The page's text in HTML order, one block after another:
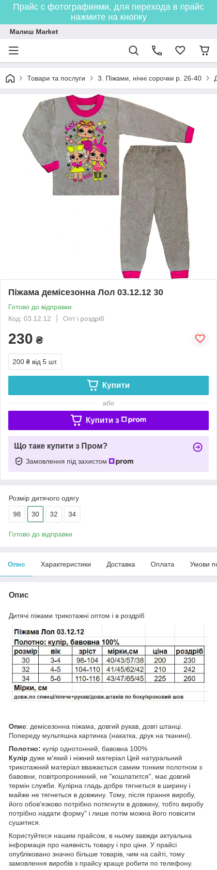
Прайс с фотографиями, для перехода в прайс
нажмите на кнопку
Малиш Market
Товари та послуги 3. Піжами, нічні сорочки р. 26-40
Піжама демісезонна Лол 03.12.12 30
Готово до відправки
Код: 03.12.12
Опт і роздріб
230 ₴
200 ₴ від 5 шт.
Купити
або
Купити з
Що таке купити з Пром?
Замовлення під захистом
Розмір дитячого одягу
98 30 32 34
Готово до відправки
Опис Характеристики Доставка Оплата Умови
Опис
Дитячі піжами трикотажні оптом і в роздріб
Опис: демісезонна піжама, довгий рукав, довгі штанці.
Попереду мультяшна картинка (накатка, друк на тканині).
Полотно: кулір однотонний, бавовна 100%
Кулір дуже м'який і ніжний матеріал Цей натуральний
трикотажний матеріал вважається самим тонким полотном з
бавовни, повітропроникний, не "кошлатится", має довгий
термін служби. Кулірна гладь добре тягнеться в ширину і
майже не тягнеться в довжину. Тому, після прання виробу,
його обов'язково потрібно потягнути в довжину, тобто виробу
потрібно надати форму" і лише потім можна його повісити
сушитися.
Користуйтеся нашим прайсом, в ньому завжди актуальна
інформація про наявність товару і про ціни. У прайсі
опубліковано значно більше товарів, чим на сайті, тому
замовлення виробів з прайсу краще робити по телефону.